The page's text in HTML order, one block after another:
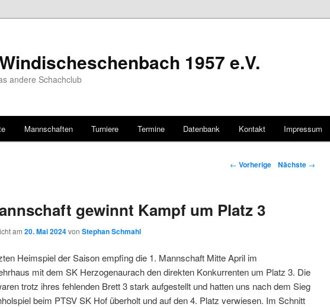
1957 e.V.
andere Schachclub
wechselnInhalt wechseln
Mannschaften Turniere Termine Datenbank Kontakt Impressum
Artikelnavigation
← Vorherige Nächste →
gewinnt Kampf um Platz 3
am 20. Mai 2024von Stephan Schmahl
Heimspiel der Saison empfing die 1. Mannschaft Mitte April im
mit dem SK Herzogenaurach den direkten Konkurrenten um Platz 3. Die
trotz ihres fehlenden Brett 3 stark aufgestellt und hatten uns nach dem Sieg
beim PTSV SK Hof überholt und auf den 4. Platz verwiesen. Im Schnitt